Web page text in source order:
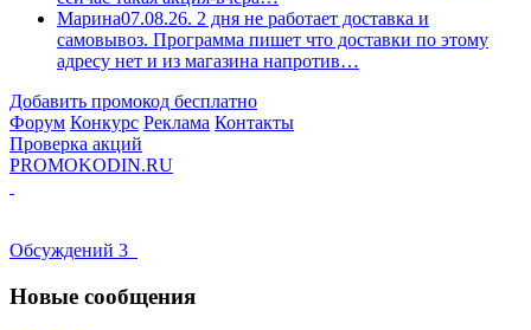
Марина07.08.26. 2 дня не работает доставка и
самовывоз. Программа пишет что доставки по этому
адресу нет и из магазина напротив…
Добавить промокод бесплатно
Форум Конкурс Реклама Контакты
Проверка акций
PROMOKODIN.RU
Обсуждений 3
Новые сообщения